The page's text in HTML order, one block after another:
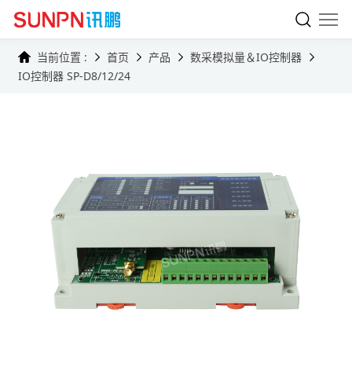
当前位置 : 首页 产品
数采模拟量＆IO控制器
IO控制器 SP-D8/12/24